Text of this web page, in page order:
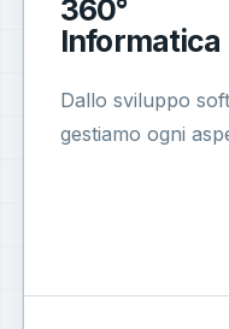
360°
Informatica
Dallo sviluppo
gestiamo ogni